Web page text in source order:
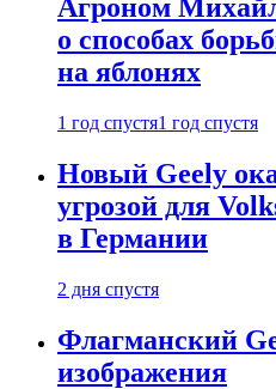
Агроном
о способах
на яблонях
1 год спустя1 год спустя
Новый Geely
угрозой для
в Германии
2 дня спустя
Флагманский
изображения